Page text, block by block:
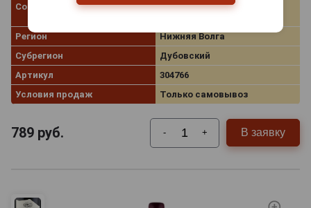
Сорт винограда
Каберне Совиньон, Мерло,
Регион
Нижняя Волга
Субрегион
Дубовский
Артикул
304766
Условия продаж
Только самовывоз
789 руб. - + В заявку